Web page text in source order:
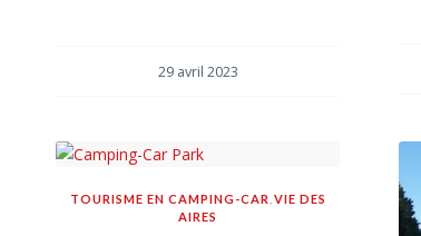
29 avril 2023
TOURISME EN CAMPING-CAR VIE DES
AIRES